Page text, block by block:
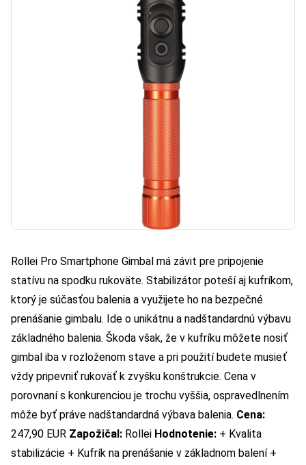
Rollei Pro Smartphone Gimbal má závit pre pripojenie
statívu na spodku rukoväte. Stabilizátor poteší aj kufríkom,
ktorý je súčasťou balenia a využijete ho na bezpečné
prenášanie gimbalu. Ide o unikátnu a nadštandardnú výbavu
základného balenia. Škoda však, že v kufríku môžete nosiť
gimbal iba v rozloženom stave a pri použití budete musieť
vždy pripevniť rukoväť k zvyšku konštrukcie. Cena v
porovnaní s konkurenciou je trochu vyššia, ospravedlnením
môže byť práve nadštandardná výbava balenia. Cena:
247,90 EUR Zapožičal: Rollei Hodnotenie: + Kvalita
stabilizácie + Kufrík na prenášanie v základnom balení +